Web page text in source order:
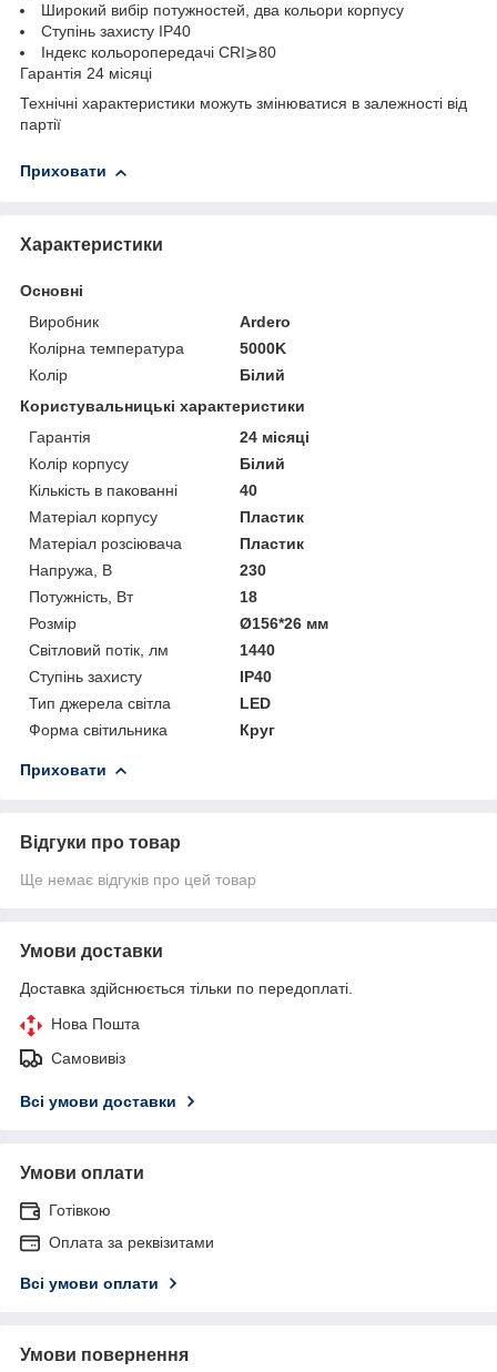
Широкий вибір потужностей, два кольори корпусу
Ступінь захисту IP40
Індекс кольоропередачі CRI⩾80
Гарантія 24 місяці
Технічні характеристики можуть змінюватися в залежності від
партії
Приховати
Характеристики
Основні
Виробник
Ardero
Колірна температура
5000K
Колір
Білий
Користувальницькі характеристики
Гарантія
24 місяці
Колір корпусу
Білий
Кількість в пакованні
40
Матеріал корпусу
Пластик
Матеріал розсіювача
Пластик
Напружа, В
230
Потужність, Вт
18
Розмір
Ø156*26 мм
Світловий потік, лм
1440
Ступінь захисту
IP40
Тип джерела світла
LED
Форма світильника
Круг
Приховати
Відгуки про товар
Ще немає відгуків про цей товар
Умови доставки
Доставка здійснюється тільки по передоплаті.
Нова Пошта
Самовивіз
Всі умови доставки
Умови оплати
Готівкою
Оплата за реквізитами
Всі умови оплати
Умови повернення